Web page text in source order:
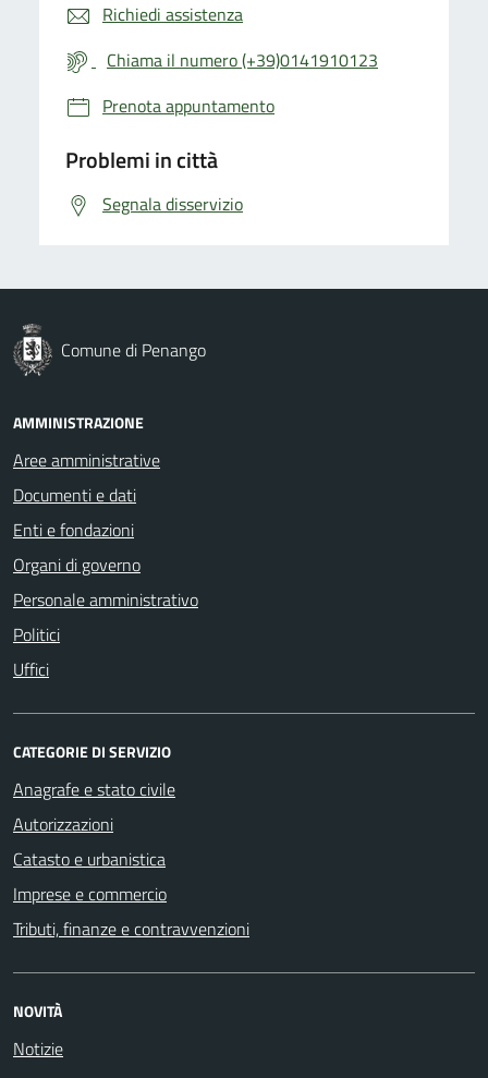
Richiedi assistenza
Chiama il numero (+39)0141910123
Prenota appuntamento
Problemi in città
Segnala disservizio
Comune di Penango
AMMINISTRAZIONE
Aree amministrative
Documenti e dati
Enti e fondazioni
Organi di governo
Personale amministrativo
Politici
Uffici
CATEGORIE DI SERVIZIO
Anagrafe e stato civile
Autorizzazioni
Catasto e urbanistica
Imprese e commercio
Tributi, finanze e contravvenzioni
NOVITÀ
Notizie